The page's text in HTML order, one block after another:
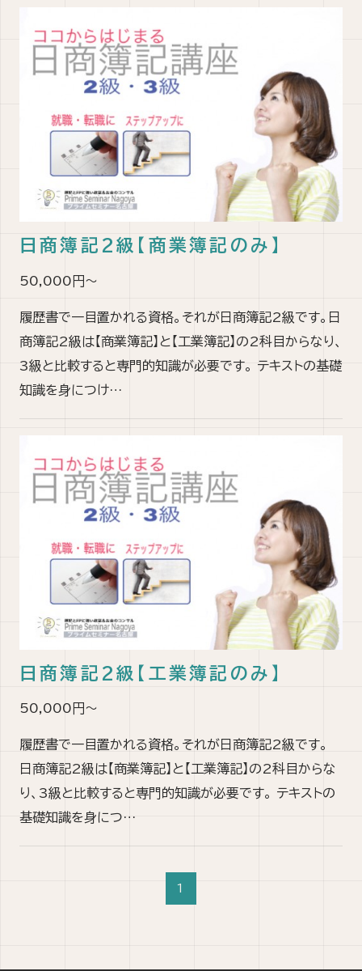
日商簿記2級【商業簿記のみ】
50,000円～
履歴書で一目置かれる資格。それが日商簿記2級です。日
商簿記2級は【商業簿記】と【工業簿記】の2科目からなり、
3級と比較すると専門的知識が必要です。 テキストの基礎
知識を身につけ…
日商簿記2級【工業簿記のみ】
50,000円～
履歴書で一目置かれる資格。それが日商簿記2級です。
日商簿記2級は【商業簿記】と【工業簿記】の2科目からな
り、3級と比較すると専門的知識が必要です。 テキストの
基礎知識を身につ…
1